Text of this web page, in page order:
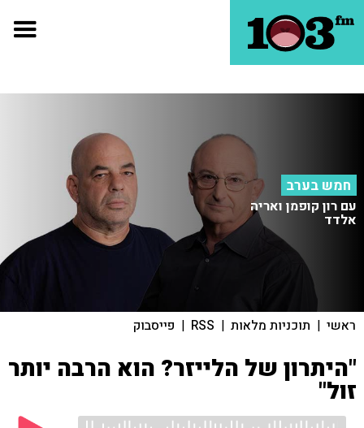
חמש בערב
עם רון קופמן ואריה
אלדד
ראשי | תוכניות מלאות |
RSS
| פייסבוק
"היתרון של הלייזר? הוא הרבה יותר
זול"